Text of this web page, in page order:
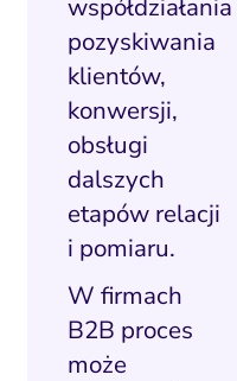
współdziałania
pozyskiwania
klientów,
konwersji,
obsługi
dalszych
etapów relacji
i pomiaru.
W firmach
B2B proces
może